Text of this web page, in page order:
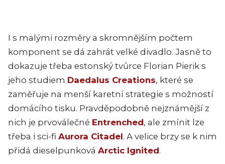
I s malými rozměry a skromnějším počtem
komponent se dá zahrát velké divadlo. Jasně to
dokazuje třeba estonský tvůrce Florian Pierik s
jeho studiem Daedalus Creations, které se
zaměřuje na menší karetní strategie s možností
domácího tisku. Pravděpodobně nejznámější z
nich je prvoválečné Entrenched, ale zmínit lze
třeba i sci-fi Aurora Citadel. A velice brzy se k nim
přidá dieselpunková Arctic Ignited.